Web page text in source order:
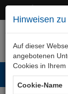
Hinweisen
Auf dieser
angebotenen
Cookies in
Cookie-Name